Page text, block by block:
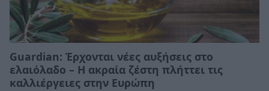
Guardian: Έρχονται νέες αυξήσεις στο
ελαιόλαδο – Η ακραία ζέστη πλήττει τις
καλλιέργειες στην Ευρώπη